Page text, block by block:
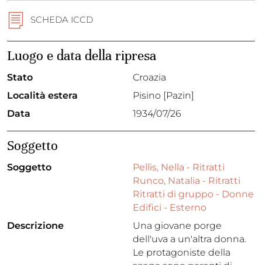
SCHEDA ICCD
Luogo e data della ripresa
Stato
Croazia
Località estera
Pisino [Pazin]
Data
1934/07/26
Soggetto
Soggetto
Pellis, Nella - Ritratti
Runco, Natalia - Ritratti
Ritratti di gruppo - Donne
Edifici - Esterno
Descrizione
Una giovane porge
dell'uva a un'altra donna.
Le protagoniste della